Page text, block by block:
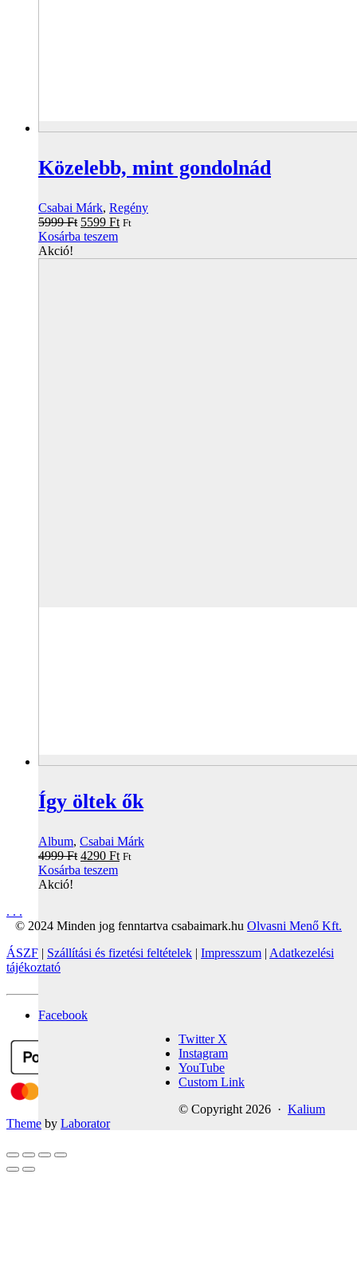
Közelebb, mint gondolnád
Csabai Márk, Regény
5999Ft Original
price
5599 FtCurrent
Ft
Kosárba teszem
Akció!
Így öltek ők
Album, Csabai Márk
4999Ft Original
price
4290 FtCurrent
Ft
Kosárba teszem
Akció!
. . .
© 2024 Minden jog fenntartva csabaimark.hu Olvasni Menő Kft.
ÁSZF | Szállítási és fizetési feltételek | Impresszum | Adatkezelési
tájékoztató
Facebook
Twitter X
Instagram
YouTube
Custom Link
© Copyright 2026 · Kalium
Theme by Laborator